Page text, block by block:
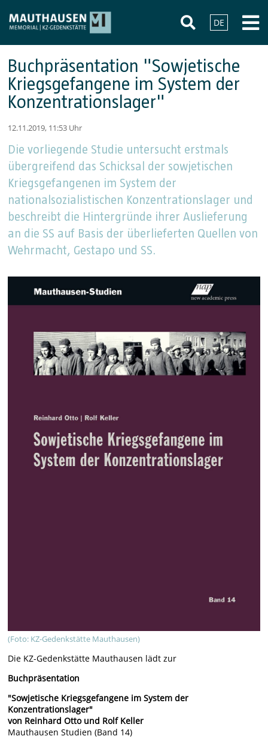
DE
Buchpräsentation "Sowjetische
Kriegsgefangene im System der
Konzentrationslager"
12.11.2019, 11:53 Uhr
Die vorliegende Studie untersucht erstmals
übergreifend das Schicksal der sowjetischen
Kriegsgefangenen im System der
nationalsozialistischen Konzentrationslager und
beschreibt die Hintergründe ihrer Auslieferung
an die SS auf Basis der überlieferten Quellen von
Wehrmacht, Gestapo und SS.
(Foto: KZ-Gedenkstätte Mauthausen)
Die KZ-Gedenkstätte Mauthausen lädt zur
Buchpräsentation
"Sowjetische Kriegsgefangene im System der
Konzentrationslager"
von Reinhard Otto und Rolf Keller
Mauthausen Studien (Band 14)